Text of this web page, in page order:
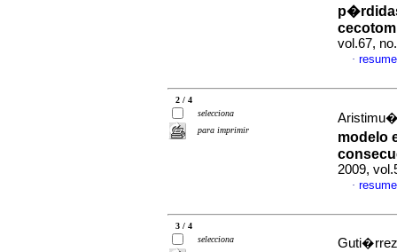
vol.67,
·
2 / 4
selecciona
para imprimir
modelo
2009,
·
3 / 4
selecciona